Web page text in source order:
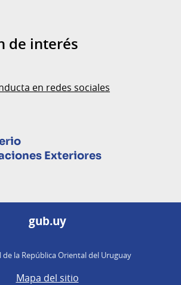
de interés
en redes sociales
Exteriores
gub.uy
de la República Oriental del Uruguay
Mapa del sitio